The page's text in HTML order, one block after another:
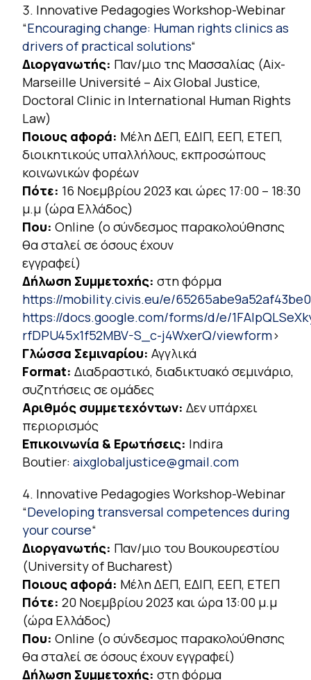
Innovative Pedagogies Workshop-Webinar
“Encouraging change: Human rights clinics as
drivers of practical solutions“
Διοργανωτής: Παν/μιο της Μασσαλίας (Aix-
Marseille Université – Aix Global Justice,
Doctoral Clinic in International Human Rights
Law)
Ποιους αφορά: Μέλη ΔΕΠ, ΕΔΙΠ, ΕΕΠ, ΕΤΕΠ,
διοικητικούς υπαλλήλους, εκπροσώπους
κοινωνικών φορέων
Πότε: 16 Νοεμβρίου 2023 και ώρες 17:00 – 18:30
μ.μ (ώρα Ελλάδος)
Που: Online (ο σύνδεσμος παρακολούθησης
θα σταλεί σε όσους έχουν
εγγραφεί)
Δήλωση Συμμετοχής: στη φόρμα
https://mobility.civis.eu/e/
https://docs.google.com/forms/d/e/
rfDPU45x1f52MBV-S_c-j4WxerQ/viewform>
Γλώσσα Σεμιναρίου: Αγγλικά
Format: Διαδραστικό, διαδικτυακό σεμινάριο,
συζητήσεις σε ομάδες
Αριθμός συμμετεχόντων: Δεν υπάρχει
περιορισμός
Επικοινωνία & Ερωτήσεις: Indira
Boutier: aixglobaljustice@gmail.com
Innovative Pedagogies Workshop-Webinar
“Developing transversal competences during
your course“
Διοργανωτής: Παν/μιο του Βουκουρεστίου
(University of Bucharest)
Ποιους αφορά: Μέλη ΔΕΠ, ΕΔΙΠ, ΕΕΠ, ΕΤΕΠ
Πότε: 20 Νοεμβρίου 2023 και ώρα 13:00 μ.μ
(ώρα Ελλάδος)
Που: Online (ο σύνδεσμος παρακολούθησης
θα σταλεί σε όσους έχουν εγγραφεί)
Δήλωση Συμμετοχής: στη φόρμα